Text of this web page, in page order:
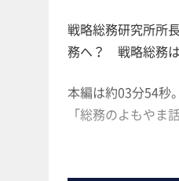
戦略総務研究所所
務へ？ 戦略総務は
本編は約03分54秒
「総務のよもやま